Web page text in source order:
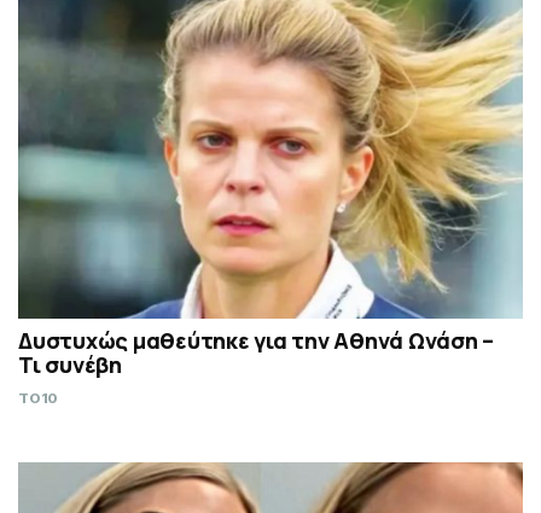
Δυστυχώς μαθεύτηκε για την Αθηνά Ωνάση –
Τι συνέβη
TO10